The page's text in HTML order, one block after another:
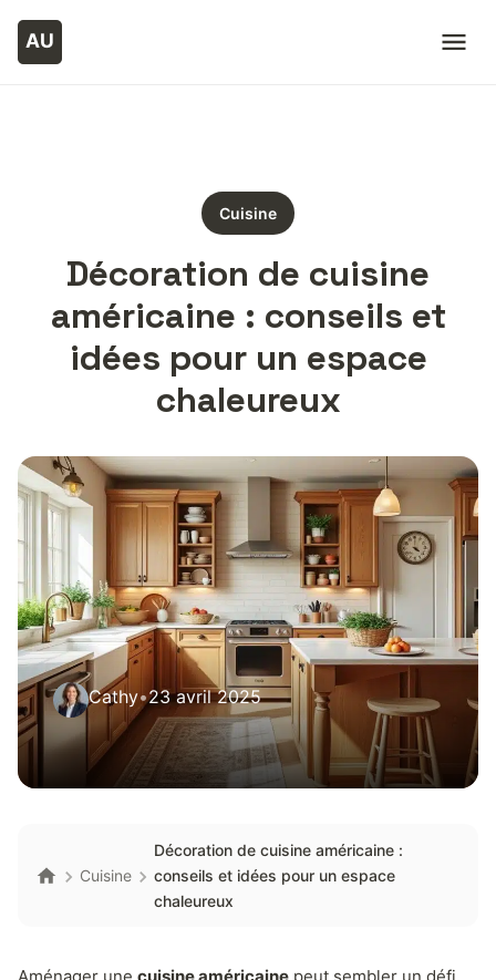
Cuisine
Décoration de cuisine
américaine : conseils et
idées pour un espace
chaleureux
Cathy•23 avril 2025
Cuisine
Décoration de cuisine américaine :
conseils et idées pour un espace
chaleureux